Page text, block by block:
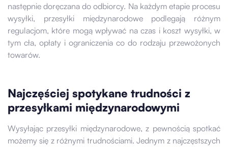
następnie doręczana do odbiorcy. Na każdym etapie procesu
wysyłki, przesyłki międzynarodowe podlegają różnym
regulacjom, które mogą wpływać na czas i koszt wysyłki, w
tym cła, opłaty i ograniczenia co do rodzaju przewożonych
towarów.
Najczęściej spotykane trudności z
przesyłkami międzynarodowymi
Wysyłając przesyłki międzynarodowe, z pewnością spotkać
możemy się z różnymi trudnościami. Jednym z najczęstszych